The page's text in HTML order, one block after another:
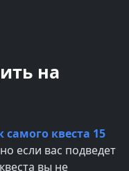
на
самого квеста 15
если вас подведет
вы не